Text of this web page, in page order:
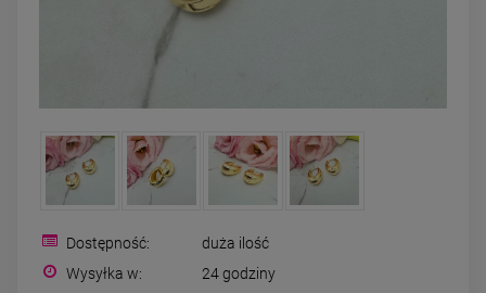
Bransoletka srebrna STAL
CHIRURGICZNA
modułowa ażurowa
cyrkonie
69,00 zł
Dostępność:
duża ilość
Wysyłka w:
24 godziny